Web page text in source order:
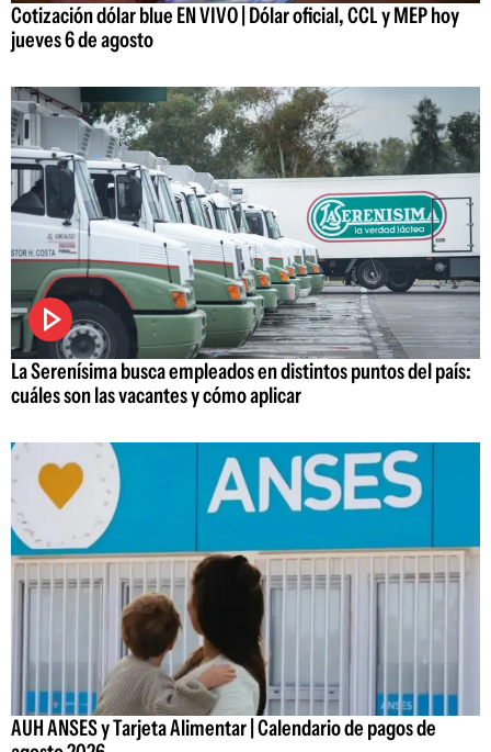
Cotización dólar blue EN VIVO | Dólar oficial, CCL y MEP hoy
jueves 6 de agosto
La Serenísima busca empleados en distintos puntos del país:
cuáles son las vacantes y cómo aplicar
AUH ANSES y Tarjeta Alimentar | Calendario de pagos de